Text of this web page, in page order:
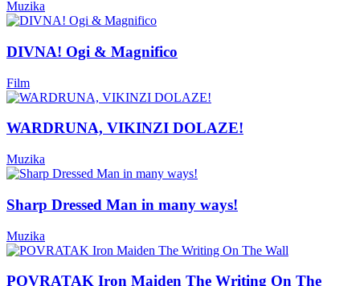
Muzika
DIVNA! Ogi & Magnifico
Film
WARDRUNA, VIKINZI DOLAZE!
Muzika
Sharp Dressed Man in many ways!
Muzika
POVRATAK Iron Maiden The Writing On The